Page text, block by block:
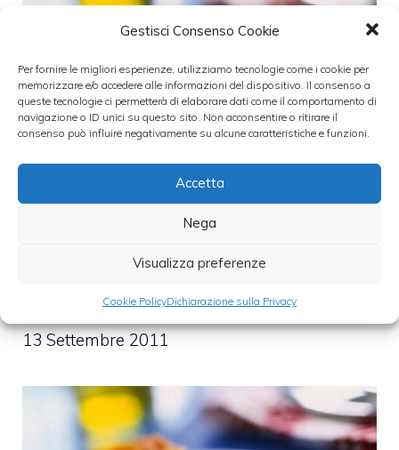
Gestisci Consenso Cookie
Per fornire le migliori esperienze, utilizziamo tecnologie come i cookie per
memorizzare e/o accedere alle informazioni del dispositivo. Il consenso a
queste tecnologie ci permetterà di elaborare dati come il comportamento di
navigazione o ID unici su questo sito. Non acconsentire o ritirare il
consenso può influire negativamente su alcune caratteristiche e funzioni.
Accetta
Nega
Visualizza preferenze
Cookie PolicyDichiarazione sulla Privacy
Lasagne alla bolognese
13 Settembre 2011